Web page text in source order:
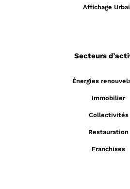
Affichage
Secteurs
Énergies
Immobilier
Collectivités
Restauration
Franchises